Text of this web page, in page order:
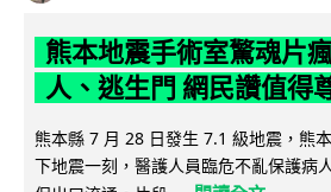
熊本地震手術室驚魂片
人、逃生門 網民讚值得
熊本縣 7 月 28 日發生 7.1 級地震，熊
下地震一刻，醫護人員臨危不亂保護病